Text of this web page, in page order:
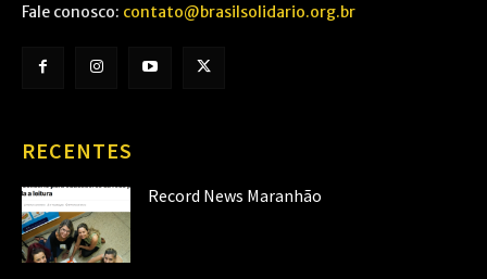
Fale conosco: contato@brasilsolidario.org.br
RECENTES
Record News Maranhão